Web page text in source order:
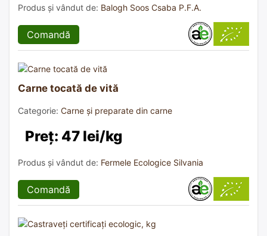
Produs și vândut de: Balogh Soos Csaba P.F.A.
Comandă
Carne tocată de vită
Categorie: Carne și preparate din carne
Preț: 47 lei/kg
Produs și vândut de: Fermele Ecologice Silvania
Comandă